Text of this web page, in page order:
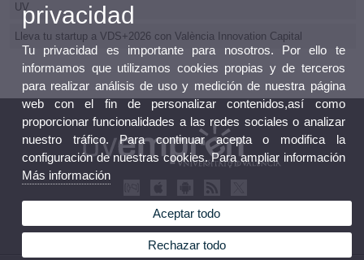
UV
Lleva tu startup a VDS+2026 con València Innovation Capital
privacidad
Tu privacidad es importante para nosotros. Por ello te
informamos que utilizamos cookies propias y de terceros
para realizar análisis de uso y medición de nuestra página
web con el fin de personalizar contenidos,así como
proporcionar funcionalidades a las redes sociales o analizar
nuestro tráfico. Para continuar acepta o modifica la
configuración de nuestras cookies. Para ampliar información
Más información
Aceptar todo
Rechazar todo